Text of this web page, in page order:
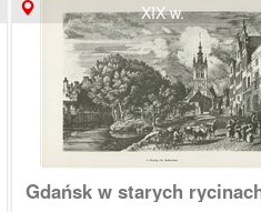
XIX w.
Gdańsk w starych